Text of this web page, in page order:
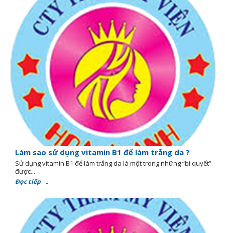
Làm sao sử dụng vitamin B1 để làm trắng da ?
Sử dụng vitamin B1 để làm trắng da là một trong những “bí quyết”
được...
Đọc tiếp